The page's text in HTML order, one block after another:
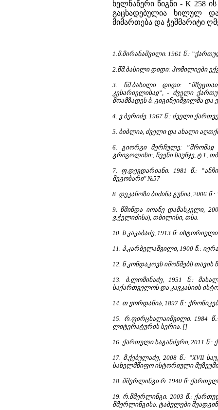
1.შ.მირანაშვილი. 1961 წ.:
2.წმ.ბასილი დიდი: ჰომილიები
3. წმ.ბასილი დიდი:
კესარიელისაჲ”, - ძველი
მოამზადეს ბ. გიგინეიშვილმა და
4. ვ.ბერიძე. 1967 წ.: ძველი
5. ბიბლია, ძველი და ახალი
6. გიორგი მერჩულე: ”შრომაჲ
გრიგოლისი:, ჩვენი საუნჯე, ტ.1,
7. ფ.დევდარიანი. 1981 წ.:
მეგობარი" №57
8. დეკანოზი ბიძინა გუნია,
9. წმინდა იოანე დამასკელი,
ვ.ჭელიძისა), თბილისი, თსა.
10. ს.კაკაბაძე, 1913 წ:
11. პ.კარბელაშვილი, 1900 წ.:
12. ნ.კონდაკოვს იმოწმებს თავის
13. ბ.ლომინაძე, 1951 წ.:
საქართველოს და კავკასიის
14. თ.ჟორდანია, 1897 წ.:
15. რ.ფირცხალაიშვილი. 1984
ლიტერატურის სერია. []
16. ქართული საგანძური, 2011
17. მ.ქებულაძე, 2008 წ.: ”XVII
სახელმწიფო ისტორიული
18. შმერლინგი რ. 1940 წ:
19. რ.შმერლინგი. 2003 წ.:
შმერლინგისა. ტაბულები